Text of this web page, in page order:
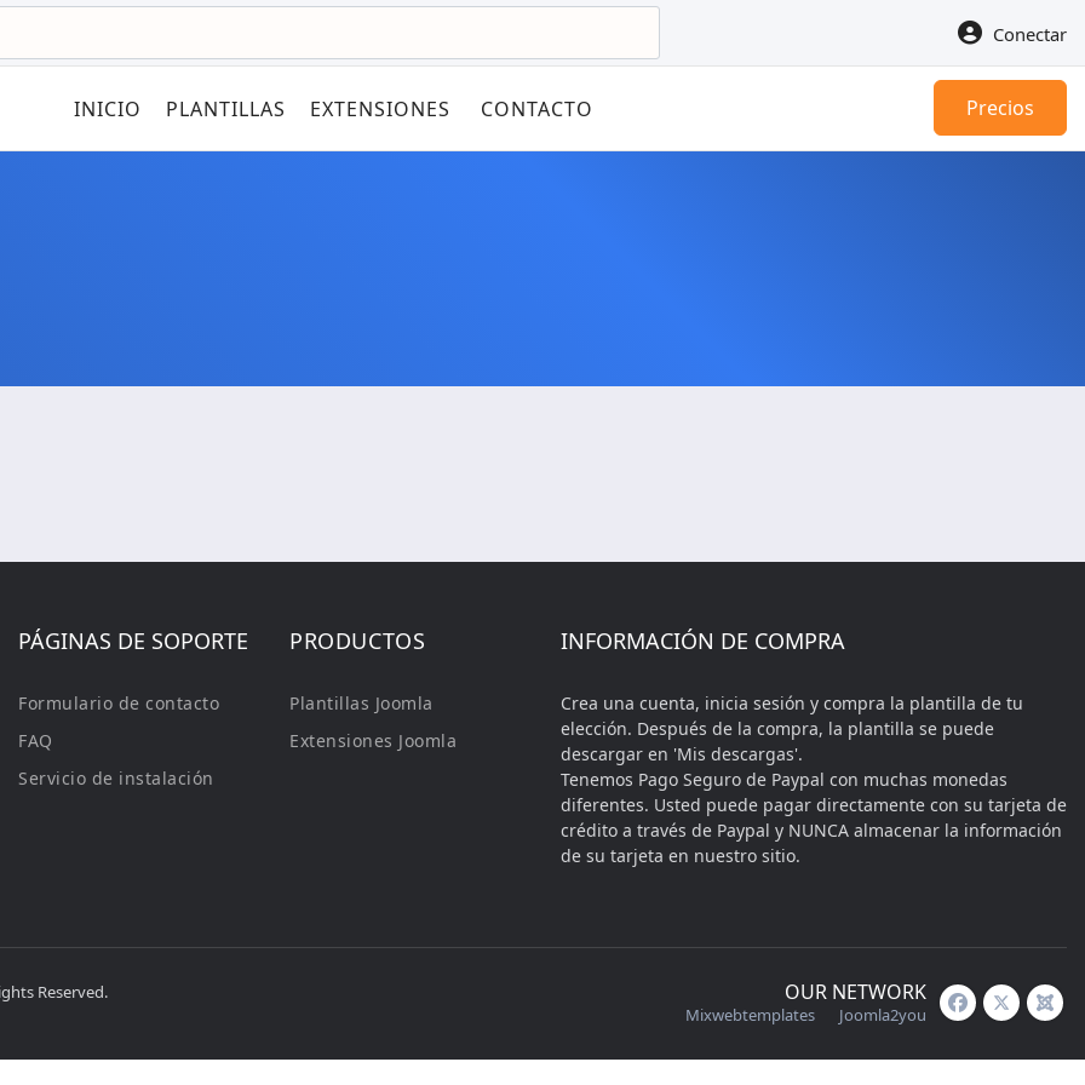
Conectar
INICIO PLANTILLAS EXTENSIONES CONTACTO Precios
PÁGINAS DE SOPORTE
Formulario de contacto
FAQ
Servicio de instalación
PRODUCTOS
Plantillas Joomla
Extensiones Joomla
INFORMACIÓN DE COMPRA
Crea una cuenta, inicia sesión y compra la plantilla de tu
elección. Después de la compra, la plantilla se puede
descargar en 'Mis descargas'.
Tenemos Pago Seguro de Paypal con muchas monedas
diferentes. Usted puede pagar directamente con su tarjeta de
crédito a través de Paypal y NUNCA almacenar la información
de su tarjeta en nuestro sitio.
Reserved. OUR NETWORK
Mixwebtemplates Joomla2you